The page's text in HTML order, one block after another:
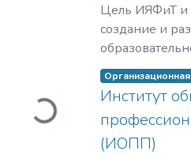
Цель ИЯФиТ и
создание и
уровня в
технологий,
элементарных
космофизики.
Загружается...
Институт
(ИОПП)